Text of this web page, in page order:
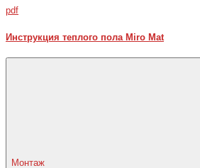
pdf
Инструкция теплого пола Miro Mat
Монтаж